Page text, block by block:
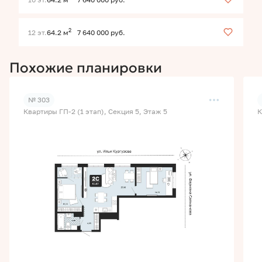
12 эт.64.2 м2 7 640 000 руб.
Похожие планировки
№ 303
Квартиры ГП-2 (1 этап), Секция 5, Этаж 5